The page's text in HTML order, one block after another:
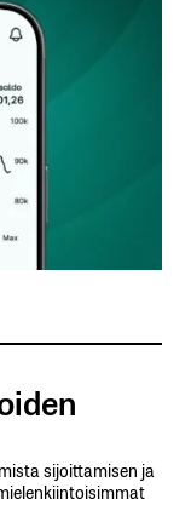
sijoittamisen ja